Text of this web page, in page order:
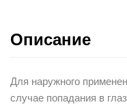
Описание
Для наружного
случае попадания в